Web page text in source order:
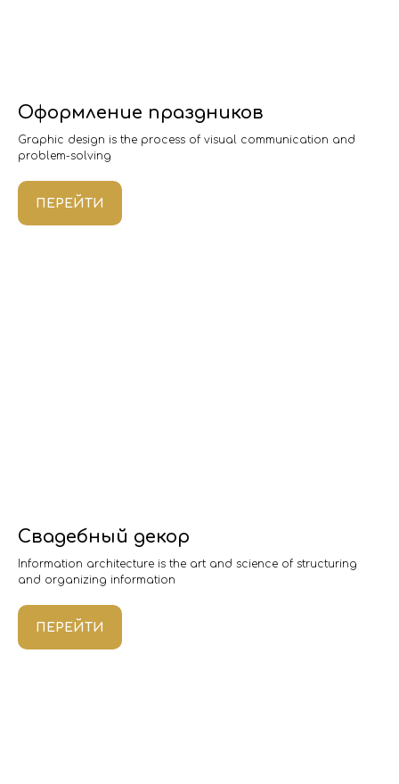
Оформление праздников
Graphic design is the process of visual communication and
problem-solving
ПЕРЕЙТИ
Свадебный декор
Information architecture is the art and science of structuring
and organizing information
ПЕРЕЙТИ